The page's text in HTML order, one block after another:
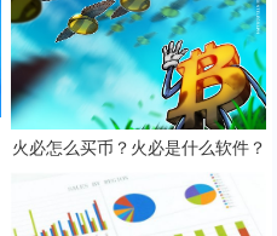
火必怎么买币？火必是什么软件？